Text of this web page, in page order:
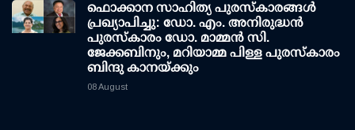
ഫൊക്കാന സാഹിത്യ പുരസ്‌കാരങ്ങള്‍
പ്രഖ്യാപിച്ചു: ഡോ. എം. അനിരുദ്ധന്‍
പുരസ്‌കാരം ഡോ. മാമ്മന്‍ സി.
ജേക്കബിനും, മറിയാമ്മ പിള്ള പുരസ്‌കാരം
ബിന്ദു കാനയ്ക്കും
08 August